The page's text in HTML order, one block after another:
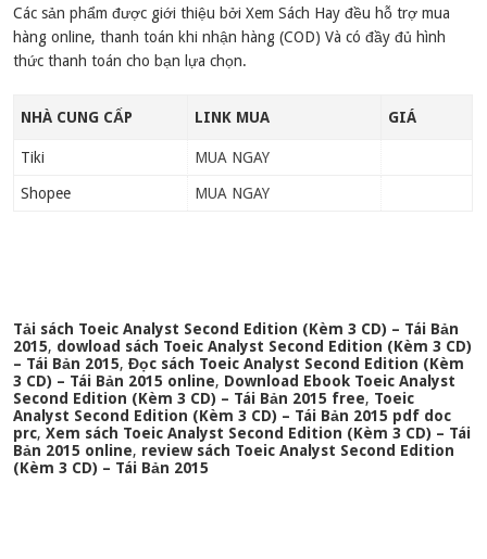
Các sản phẩm được giới thiệu bởi Xem Sách Hay đều hỗ trợ mua
hàng online, thanh toán khi nhận hàng (COD) Và có đầy đủ hình
thức thanh toán cho bạn lựa chọn.
NHÀ CUNG CẤP LINK MUA GIÁ
Tiki MUA NGAY
Shopee MUA NGAY
Tải sách Toeic Analyst Second Edition (Kèm 3 CD) – Tái Bản
2015, dowload sách Toeic Analyst Second Edition (Kèm 3 CD)
– Tái Bản 2015,Đọc sách Toeic Analyst Second Edition (Kèm
3 CD) – Tái Bản 2015 online, Download Ebook Toeic Analyst
Second Edition (Kèm 3 CD) – Tái Bản 2015 free, Toeic
Analyst Second Edition (Kèm 3 CD) – Tái Bản 2015 pdf doc
prc,Xem sách Toeic Analyst Second Edition (Kèm 3 CD) – Tái
Bản 2015 online, review sách Toeic Analyst Second Edition
(Kèm 3 CD) – Tái Bản 2015